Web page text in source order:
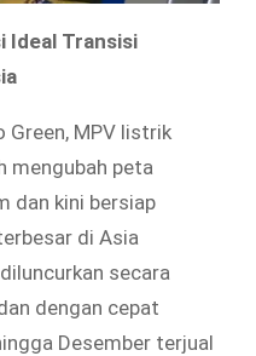
Ideal Transisi
Green, MPV listrik
mengubah peta
dan kini bersiap
di Asia
secara
dengan cepat
Desember terjual